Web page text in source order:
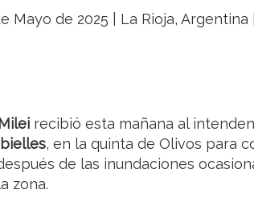
Mayo de 2025 | La Rioja, Argentina
recibió esta mañana al
, en la quinta de Olivos para
de las inundaciones
zona.